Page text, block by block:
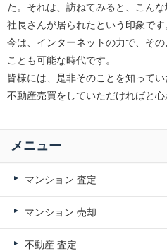
た。それは、訪ねてみると、こん
社長さんが居られたという印象です
今は、インターネットの力で、そ
ことも可能な時代です。
皆様には、是非そのことを知って
不動産売買をしていただければと心
メニュー
マンション 査定
マンション 売却
不動産 査定